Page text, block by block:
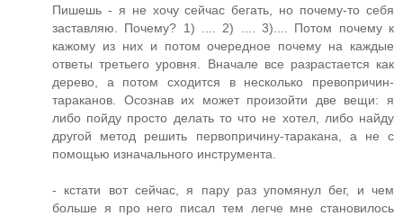
Пишешь - я не хочу сейчас бегать, но почему-то себя
заставляю. Почему? 1) .... 2) .... 3).... Потом почему к
кажому из них и потом очередное почему на каждые
ответы третьего уровня. Вначале все разрастается как
дерево, а потом сходится в несколько превопричин-
тараканов. Осознав их может произойти две вещи: я
либо пойду просто делать то что не хотел, либо найду
другой метод решить первопричину-таракана, а не с
помощью изначального инструмента.
- кстати вот сейчас, я пару раз упомянул бег, и чем
больше я про него писал тем легче мне становилось